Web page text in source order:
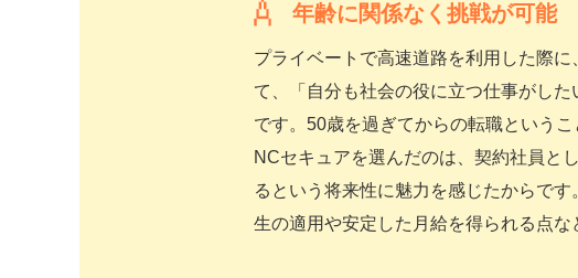
年齢に関係なく挑戦が可能
プライベートで高速道路を利用した際
て、「自分も社会の役に立つ仕事がし
です。50歳を過ぎてからの転職という
NCセキュアを選んだのは、契約社員と
るという将来性に魅力を感じたからで
生の適用や安定した月給を得られる点な